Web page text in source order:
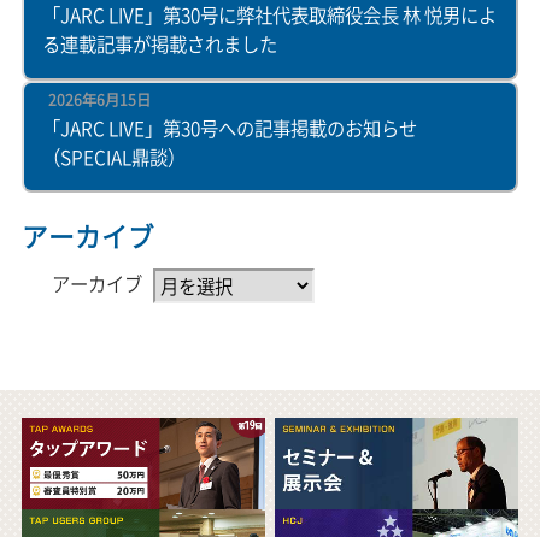
「JARC LIVE」第30号に弊社代表取締役会長 林 悦男によ
る連載記事が掲載されました
「JARC LIVE」第30号への記事掲載のお知らせ
（SPECIAL鼎談）
2026年6月15日
アーカイブ
アーカイブ